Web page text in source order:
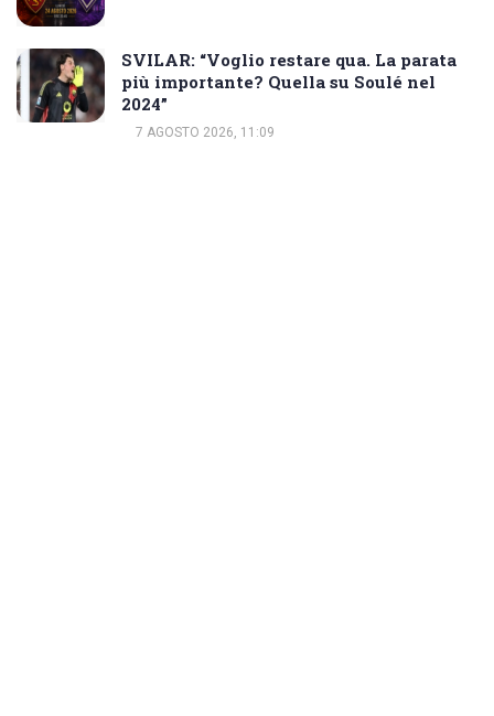
SVILAR: “Voglio restare qua. La parata
più importante? Quella su Soulé nel
2024”
7 AGOSTO 2026, 11:09